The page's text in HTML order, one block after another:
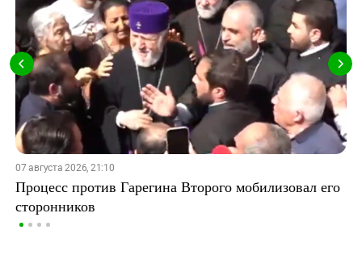
07 августа 2026, 21:10
Процесс против Гарегина Второго мобилизовал его
сторонников